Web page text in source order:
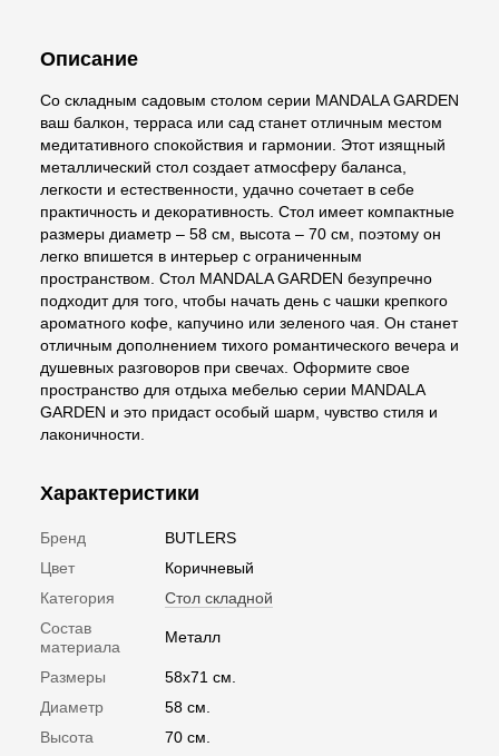
Описание
Со складным садовым столом серии MANDALA GARDEN
ваш балкон, терраса или сад станет отличным местом
медитативного спокойствия и гармонии. Этот изящный
металлический стол создает атмосферу баланса,
легкости и естественности, удачно сочетает в себе
практичность и декоративность. Стол имеет компактные
размеры диаметр – 58 см, высота – 70 см, поэтому он
легко впишется в интерьер с ограниченным
пространством. Стол MANDALA GARDEN безупречно
подходит для того, чтобы начать день с чашки крепкого
ароматного кофе, капучино или зеленого чая. Он станет
отличным дополнением тихого романтического вечера и
душевных разговоров при свечах. Оформите свое
пространство для отдыха мебелью серии MANDALA
GARDEN и это придаст особый шарм, чувство стиля и
лаконичности.
Характеристики
Бренд
BUTLERS
Цвет
Коричневый
Категория
Стол складной
Состав
материала
Металл
Размеры
58х71 см.
Диаметр
58 см.
Высота
70 см.